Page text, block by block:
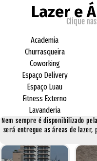
Lazer e
Clique
Academia
Churrasqueira
Coworking
Espaço Delivery
Espaço Luau
Fitness Externo
Lavanderia
Nem sempre é disponibilizado
será entregue as áreas de